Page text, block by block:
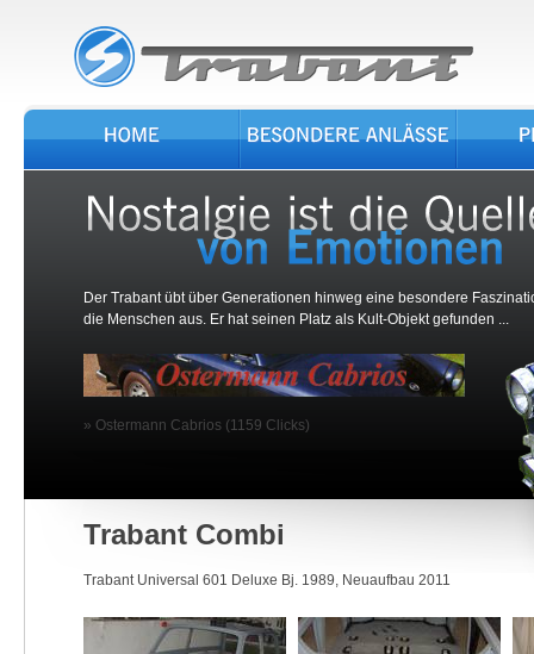
Der Trabant übt über Generationen hinweg eine besondere
die Menschen aus. Er hat seinen Platz als Kult-Objekt gefunden ...
» Ostermann Cabrios (1159 Clicks)
Trabant Combi
Trabant Universal 601 Deluxe Bj. 1989, Neuaufbau 2011